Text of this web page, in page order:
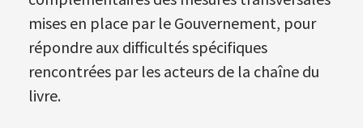
mises en place par le Gouvernement, pour
répondre aux difficultés spécifiques
rencontrées par les acteurs de la chaîne du
livre.